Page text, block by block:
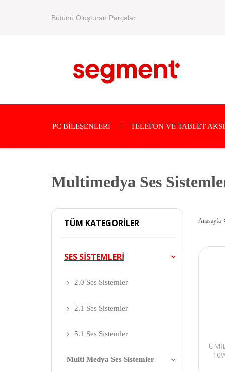
Bütünü Oluşturan Parçalar.
PC BİLEŞENLERİ TELEFON VE TABLET
Multimedya Ses
TÜM KATEGORİLER
SES SİSTEMLERİ
2.0 Ses Sistemler
2.1 Ses Sistemler
5.1 Ses Sistemler
Multi Medya Ses Sistemler
Anasayfa